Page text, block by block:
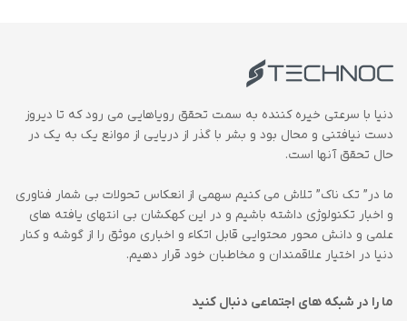
دنیا با سرعتی خیره کننده به سمت تحقق رویاهایی می رود که تا دیروز
دست نیافتنی و محال بود و بشر با گذر از دریایی از موانع یک به یک در
حال تحقق آنها است.
ما در” تک ناک” تلاش می کنیم سهمی از انعکاس تحولات بی شمار فناوری
و اخبار تکنولوژی داشته باشیم و در این کهکشان بی انتهای یافته های
علمی و دانش محور محتوایی قابل اتکاء و اخباری موثق را از گوشه و کنار
دنیا در اختیار علاقمندان و مخاطبان خود قرار دهیم.
ما را در شبکه های اجتماعی دنبال کنید